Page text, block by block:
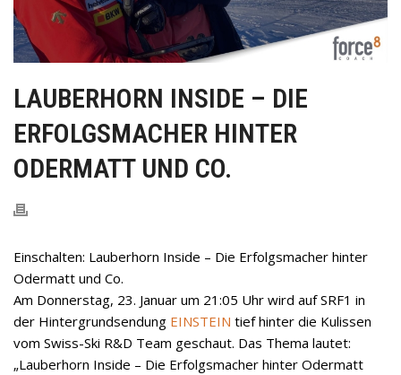
LAUBERHORN INSIDE – DIE
ERFOLGSMACHER HINTER
ODERMATT UND CO.
Einschalten: Lauberhorn Inside – Die Erfolgsmacher hinter
Odermatt und Co.
Am Donnerstag, 23. Januar um 21:05 Uhr wird auf SRF1 in
der Hintergrundsendung EINSTEIN tief hinter die Kulissen
vom Swiss-Ski R&D Team geschaut. Das Thema lautet:
„Lauberhorn Inside – Die Erfolgsmacher hinter Odermatt